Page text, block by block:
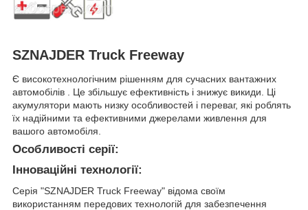
SZNAJDER Truck Freeway
Є високотехнологічним рішенням для сучасних вантажних
автомобілів . Це збільшує ефективність і знижує викиди. Ці
акумулятори мають низку особливостей і переваг, які роблять
їх надійними та ефективними джерелами живлення для
вашого автомобіля.
Особливості серії:
Інноваційні технології:
Серія "SZNAJDER Truck Freeway" відома своїм
використанням передових технологій для забезпечення